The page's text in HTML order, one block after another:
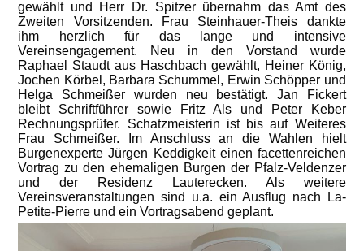
gewählt und Herr Dr. Spitzer übernahm das Amt des
Zweiten Vorsitzenden. Frau Steinhauer-Theis dankte
ihm herzlich für das lange und intensive
Vereinsengagement. Neu in den Vorstand wurde
Raphael Staudt aus Haschbach gewählt, Heiner König,
Jochen Körbel, Barbara Schummel, Erwin Schöpper und
Helga Schmeißer wurden neu bestätigt. Jan Fickert
bleibt Schriftführer sowie Fritz Als und Peter Keber
Rechnungsprüfer. Schatzmeisterin ist bis auf Weiteres
Frau Schmeißer. Im Anschluss an die Wahlen hielt
Burgenexperte Jürgen Keddigkeit einen facettenreichen
Vortrag zu den ehemaligen Burgen der Pfalz-Veldenzer
und der Residenz Lauterecken. Als weitere
Vereinsveranstaltungen sind u.a. ein Ausflug nach La-
Petite-Pierre und ein Vortragsabend geplant.